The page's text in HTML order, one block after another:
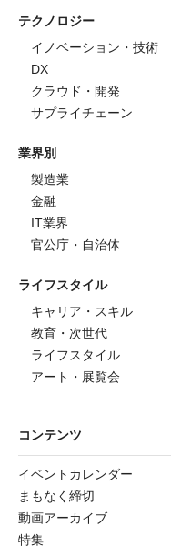
テクノロジー
イノベーション・技術
DX
クラウド・開発
サプライチェーン
業界別
製造業
金融
IT業界
官公庁・自治体
ライフスタイル
キャリア・スキル
教育・次世代
ライフスタイル
アート・展覧会
コンテンツ
イベントカレンダー
まもなく締切
動画アーカイブ
特集